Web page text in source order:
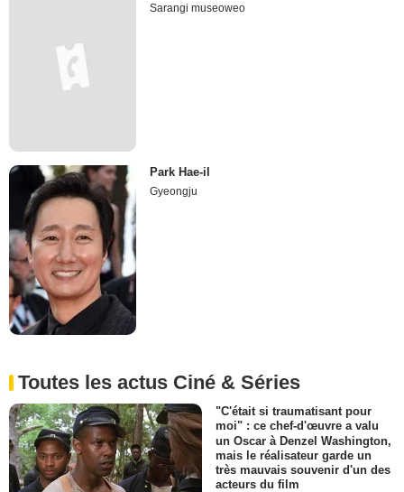
Sarangi museoweo
Park Hae-il
Gyeongju
Toutes les actus Ciné & Séries
"C'était si traumatisant pour
moi" : ce chef-d'œuvre a valu
un Oscar à Denzel Washington,
mais le réalisateur garde un
très mauvais souvenir d'un des
acteurs du film